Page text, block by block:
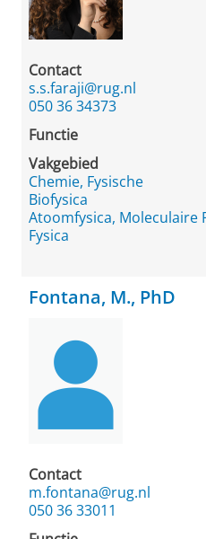
Contact
s.s.faraji@rug.nl
050 36 34373
Functie
Vakgebied
Chemie, Fysische
Biofysica
Atoomfysica, Moleculaire
Fysica
Fontana, M., PhD
Contact
m.fontana@rug.nl
050 36 33011